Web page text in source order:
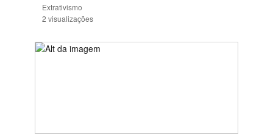
Extrativismo
2 visualizações